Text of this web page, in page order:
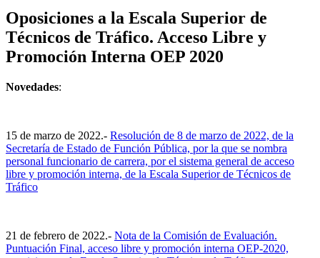
Oposiciones a la Escala Superior de
Técnicos de Tráfico. Acceso Libre y
Promoción Interna OEP 2020
Novedades:
15 de marzo de 2022.- Resolución de 8 de marzo de 2022, de la
Secretaría de Estado de Función Pública, por la que se nombra
personal funcionario de carrera, por el sistema general de acceso
libre y promoción interna, de la Escala Superior de Técnicos de
Tráfico
21 de febrero de 2022.- Nota de la Comisión de Evaluación.
Puntuación Final, acceso libre y promoción interna OEP-2020,